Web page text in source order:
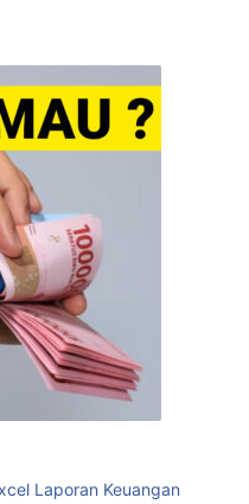
Laporan Keuangan